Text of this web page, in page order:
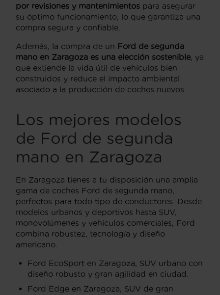
por revisiones y mantenimientos para asegurar
su óptimo funcionamiento, lo que garantiza una
compra segura y confiable.
Además, la compra de un Ford de segunda
mano en Zaragoza es una elección sostenible , ya
que extiende la vida útil de vehículos bien
construidos y reduce el impacto ambiental
asociado a la producción de coches nuevos.
Los mejores modelos
de Ford de segunda
mano en Zaragoza
En Zaragoza tienes a tu disposición una amplia
gama de coches Ford de segunda mano,
perfectos para todo tipo de conductores. Desde
modelos urbanos y deportivos hasta SUV,
monovolúmenes y vehículos comerciales, Ford
combina robustez, tecnología y diseño
americano.
Ford EcoSport en Zaragoza, SUV urbano con
diseño robusto y gran agilidad en ciudad.
Ford Edge en Zaragoza, SUV de gran